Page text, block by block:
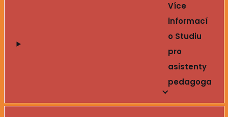
Více
informací
o Studiu
pro
asistenty
pedagoga